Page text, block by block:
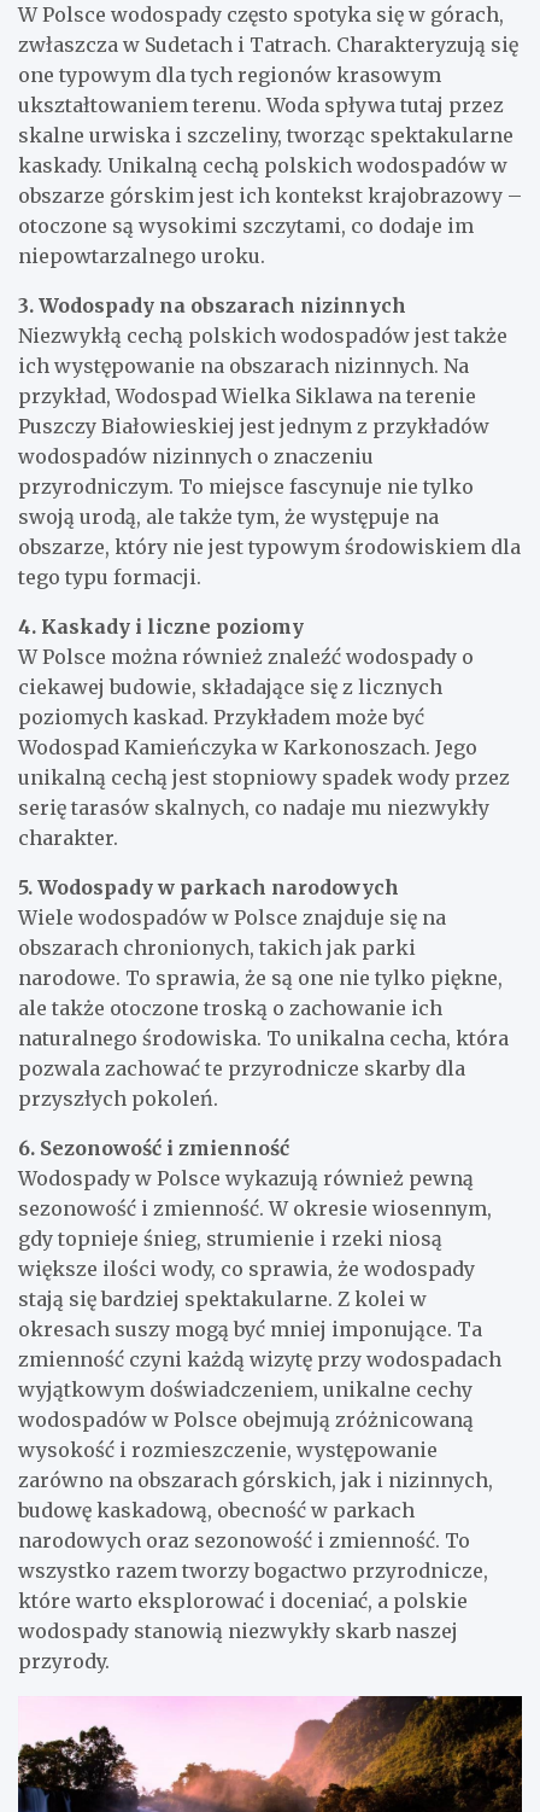
W Polsce wodospady często spotyka się w górach,
zwłaszcza w Sudetach i Tatrach. Charakteryzują się
one typowym dla tych regionów krasowym
ukształtowaniem terenu. Woda spływa tutaj przez
skalne urwiska i szczeliny, tworząc spektakularne
kaskady. Unikalną cechą polskich wodospadów w
obszarze górskim jest ich kontekst krajobrazowy –
otoczone są wysokimi szczytami, co dodaje im
niepowtarzalnego uroku.
3. Wodospady na obszarach nizinnych
Niezwykłą cechą polskich wodospadów jest także
ich występowanie na obszarach nizinnych. Na
przykład, Wodospad Wielka Siklawa na terenie
Puszczy Białowieskiej jest jednym z przykładów
wodospadów nizinnych o znaczeniu
przyrodniczym. To miejsce fascynuje nie tylko
swoją urodą, ale także tym, że występuje na
obszarze, który nie jest typowym środowiskiem dla
tego typu formacji.
4. Kaskady i liczne poziomy
W Polsce można również znaleźć wodospady o
ciekawej budowie, składające się z licznych
poziomych kaskad. Przykładem może być
Wodospad Kamieńczyka w Karkonoszach. Jego
unikalną cechą jest stopniowy spadek wody przez
serię tarasów skalnych, co nadaje mu niezwykły
charakter.
5. Wodospady w parkach narodowych
Wiele wodospadów w Polsce znajduje się na
obszarach chronionych, takich jak parki
narodowe. To sprawia, że są one nie tylko piękne,
ale także otoczone troską o zachowanie ich
naturalnego środowiska. To unikalna cecha, która
pozwala zachować te przyrodnicze skarby dla
przyszłych pokoleń.
6. Sezonowość i zmienność
Wodospady w Polsce wykazują również pewną
sezonowość i zmienność. W okresie wiosennym,
gdy topnieje śnieg, strumienie i rzeki niosą
większe ilości wody, co sprawia, że wodospady
stają się bardziej spektakularne. Z kolei w
okresach suszy mogą być mniej imponujące. Ta
zmienność czyni każdą wizytę przy wodospadach
wyjątkowym doświadczeniem, unikalne cechy
wodospadów w Polsce obejmują zróżnicowaną
wysokość i rozmieszczenie, występowanie
zarówno na obszarach górskich, jak i nizinnych,
budowę kaskadową, obecność w parkach
narodowych oraz sezonowość i zmienność. To
wszystko razem tworzy bogactwo przyrodnicze,
które warto eksplorować i doceniać, a polskie
wodospady stanowią niezwykły skarb naszej
przyrody.